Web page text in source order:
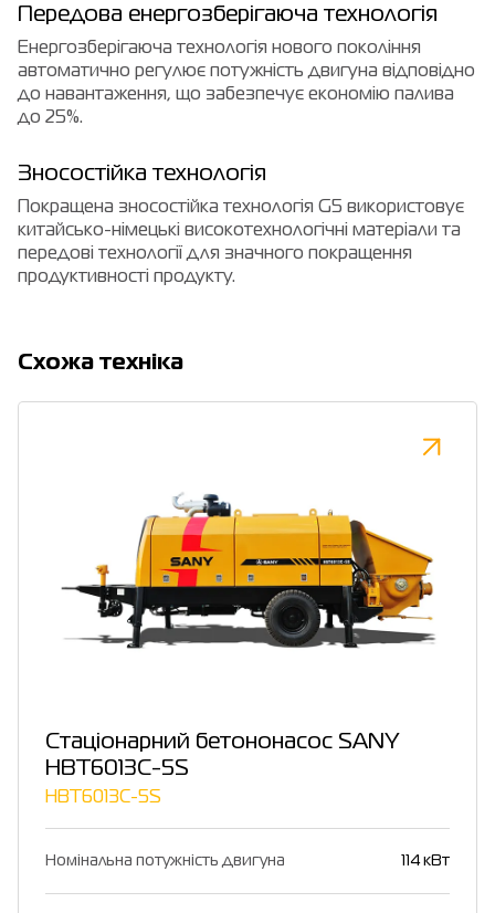
Передова енергозберігаюча технологія
Енергозберігаюча технологія нового покоління
автоматично регулює потужність двигуна відповідно
до навантаження, що забезпечує економію палива
до 25%.
Зносостійка технологія
Покращена зносостійка технологія G5 використовує
китайсько-німецькі високотехнологічні матеріали та
передові технології для значного покращення
продуктивності продукту.
Cхожа техніка
Стаціонарний бетононасос SANY
HBT6013C-5S
HBT6013C-5S
Номінальна потужність двигуна 114 кВт